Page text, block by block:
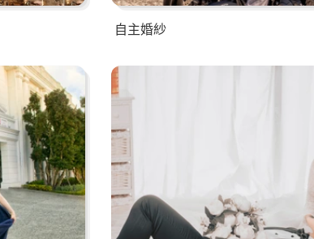
自主婚紗